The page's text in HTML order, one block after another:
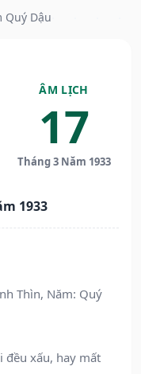
Dậu
ÂM LỊCH
17
Tháng 3 Năm 1933
1933
Thìn, Năm: Quý
đều xấu, hay mất